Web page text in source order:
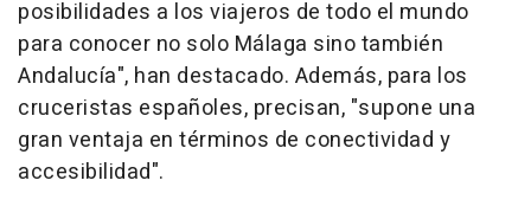
posibilidades a los viajeros de todo el mundo
para conocer no solo Málaga sino también
Andalucía", han destacado. Además, para los
cruceristas españoles, precisan, "supone una
gran ventaja en términos de conectividad y
accesibilidad".